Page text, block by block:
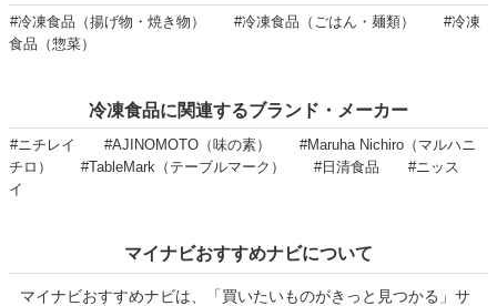
#冷凍食品（揚げ物・焼き物） #冷凍食品（ごはん・麺類）
#冷凍
食品（惣菜）
冷凍食品に関連するブランド・メーカー
#ニチレイ #AJINOMOTO（味の素）
#Maruha Nichiro（マルハニ
チロ）
#TableMark（テーブルマーク） #日清食品
#ニッス
イ
マイナビおすすめナビについて
マイナビおすすめナビは、「買いたいものがきっと見つかる」サ